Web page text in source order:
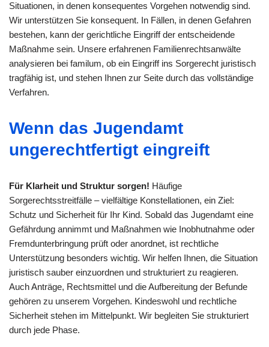
Situationen, in denen konsequentes Vorgehen notwendig sind.
Wir unterstützen Sie konsequent. In Fällen, in denen Gefahren
bestehen, kann der gerichtliche Eingriff der entscheidende
Maßnahme sein. Unsere erfahrenen Familienrechtsanwälte
analysieren bei familum, ob ein Eingriff ins Sorgerecht juristisch
tragfähig ist, und stehen Ihnen zur Seite durch das vollständige
Verfahren.
Wenn das Jugendamt
ungerechtfertigt eingreift
Für Klarheit und Struktur sorgen! Häufige
Sorgerechtsstreitfälle – vielfältige Konstellationen, ein Ziel:
Schutz und Sicherheit für Ihr Kind. Sobald das Jugendamt eine
Gefährdung annimmt und Maßnahmen wie Inobhutnahme oder
Fremdunterbringung prüft oder anordnet, ist rechtliche
Unterstützung besonders wichtig. Wir helfen Ihnen, die Situation
juristisch sauber einzuordnen und strukturiert zu reagieren.
Auch Anträge, Rechtsmittel und die Aufbereitung der Befunde
gehören zu unserem Vorgehen. Kindeswohl und rechtliche
Sicherheit stehen im Mittelpunkt. Wir begleiten Sie strukturiert
durch jede Phase.